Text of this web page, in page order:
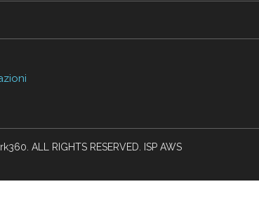
ALL RIGHTS RESERVED. ISP AWS